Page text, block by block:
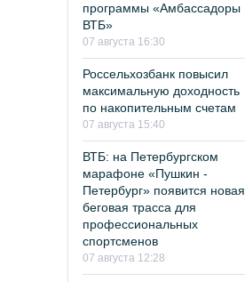
программы «Амбассадоры
ВТБ»
07 августа 16:30
Россельхозбанк повысил
максимальную доходность
по накопительным счетам
07 августа 15:40
ВТБ: на Петербургском
марафоне «Пушкин -
Петербург» появится новая
беговая трасса для
профессиональных
спортсменов
07 августа 12:28